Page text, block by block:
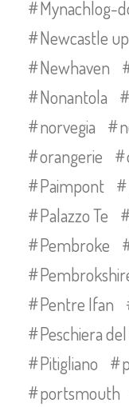
Mynachlog-
Newcastle
Newhaven
Nonantola
norvegia
orangerie
Paimpont
Palazzo Te
Pembroke
Pentre Ifan
Peschiera
Pitigliano
portsmouth